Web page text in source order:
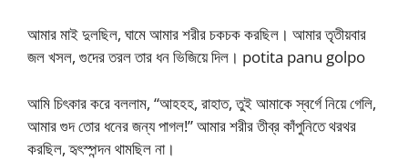
আমার মাই দুলছিল, ঘামে আমার শরীর চকচক করছিল। আমার তৃতীয়বার
জল খসল, গুদের তরল তার ধন ভিজিয়ে দিল। potita panu golpo
আমি চিৎকার করে বললাম, “আহহহ, রাহাত, তুই আমাকে স্বর্গে নিয়ে গেলি,
আমার গুদ তোর ধনের জন্য পাগল!” আমার শরীর তীব্র কাঁপুনিতে থরথর
করছিল, হৃৎস্পন্দন থামছিল না।